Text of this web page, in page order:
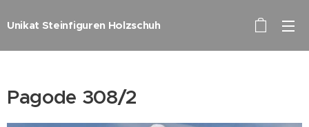
Unikat Steinfiguren Holzschuh
Pagode 308/2